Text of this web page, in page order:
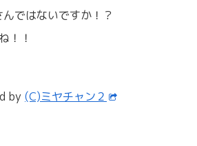
んではないですか！？
！！
by (C)ミヤチャン２